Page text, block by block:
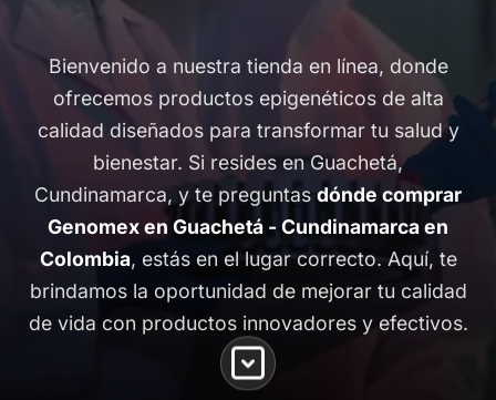
Bienvenido a nuestra tienda en línea, donde
ofrecemos productos epigenéticos de alta
calidad diseñados para transformar tu salud y
bienestar. Si resides en Guachetá,
Cundinamarca, y te preguntas dónde comprar
Genomex en Guachetá - Cundinamarca en
Colombia, estás en el lugar correcto. Aquí, te
brindamos la oportunidad de mejorar tu calidad
de vida con productos innovadores y efectivos.